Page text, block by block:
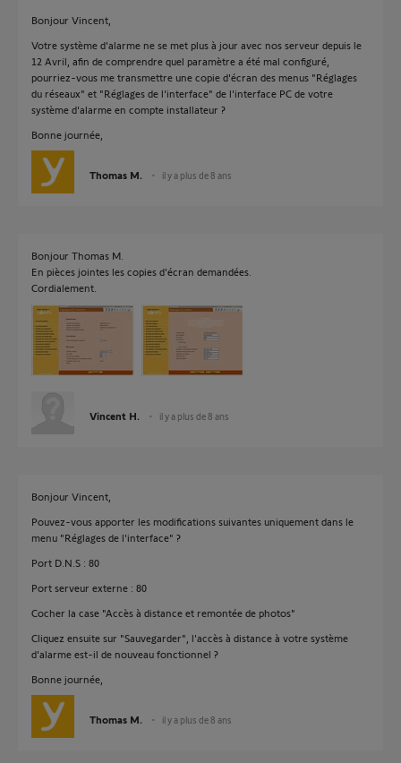
Bonjour Vincent,
Votre système d'alarme ne se met plus à jour avec nos serveur depuis le
12 Avril, afin de comprendre quel paramètre a été mal configuré,
pourriez-vous me transmettre une copie d'écran des menus "Réglages
du réseaux" et "Réglages de l'interface" de l'interface PC de votre
système d'alarme en compte installateur ?
Bonne journée,
Thomas M. il y a plus de 8 ans
Bonjour Thomas M.
En pièces jointes les copies d'écran demandées.
Cordialement.
Vincent H. il y a plus de 8 ans
Bonjour Vincent,
Pouvez-vous apporter les modifications suivantes uniquement dans le
menu "Réglages de l'interface" ?
Port D.N.S : 80
Port serveur externe : 80
Cocher la case "Accès à distance et remontée de photos"
Cliquez ensuite sur "Sauvegarder", l'accès à distance à votre système
d'alarme est-il de nouveau fonctionnel ?
Bonne journée,
Thomas M. il y a plus de 8 ans